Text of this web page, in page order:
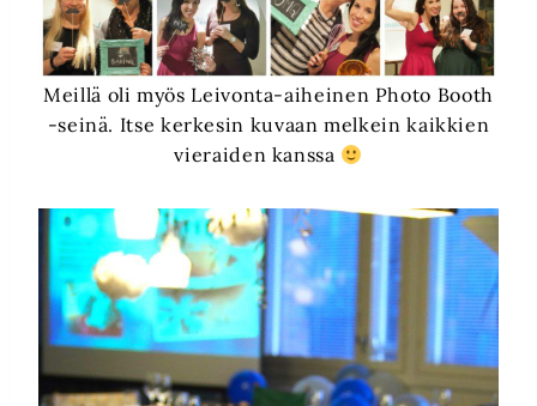
Meillä oli myös Leivonta-aiheinen Photo Booth
-seinä. Itse kerkesin kuvaan melkein kaikkien
vieraiden kanssa